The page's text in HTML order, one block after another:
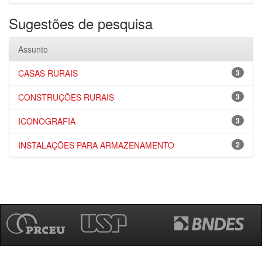
Sugestões de pesquisa
Assunto
3
CASAS RURAIS
3
CONSTRUÇÕES RURAIS
3
ICONOGRAFIA
2
INSTALAÇÕES PARA ARMAZENAMENTO